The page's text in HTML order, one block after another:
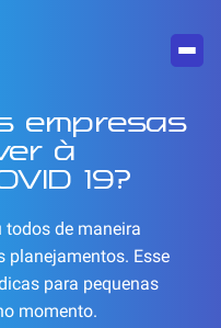
empresas
à
19?
todos de maneira
planejamentos. Esse
para pequenas
momento.